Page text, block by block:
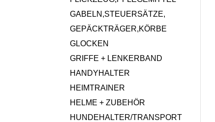
GABELN,STEUERSÄTZE,
GEPÄCKTRÄGER,KÖRBE
GLOCKEN
GRIFFE + LENKERBAND
HANDYHALTER
HEIMTRAINER
HELME + ZUBEHÖR
HUNDEHALTER/TRANSPORT